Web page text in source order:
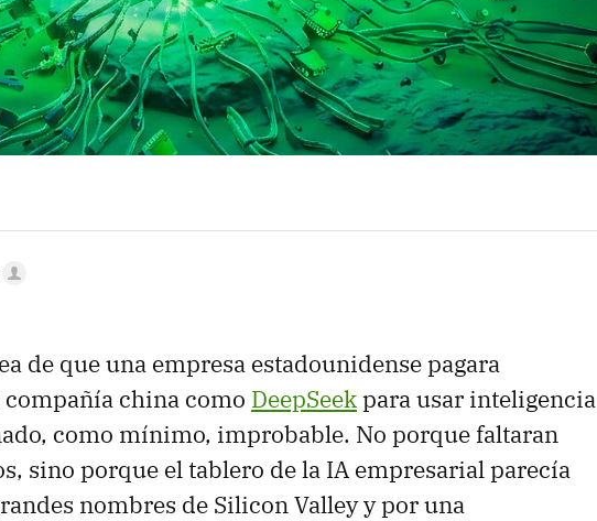
de que una empresa estadounidense pagara
china como DeepSeekpara usar inteligencia
como mínimo, improbable. No porque faltaran
sino porque el tablero de la IA empresarial parecía
nombres de Silicon Valley y por una